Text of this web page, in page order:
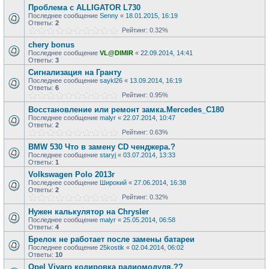
Проблема с ALLIGATOR L730
Последнее сообщение Senny « 18.01.2015, 16:19
Ответы: 2
Рейтинг: 0.32%
chery bonus
Последнее сообщение VL@DIMIR « 22.09.2014, 14:41
Ответы: 3
Сигнализация на Гранту
Последнее сообщение saykl26 « 13.09.2014, 16:19
Ответы: 6
Рейтинг: 0.95%
Восстановление или ремонт замка.Mercedes_С180
Последнее сообщение malyr « 22.07.2014, 10:47
Ответы: 2
Рейтинг: 0.63%
BMW 530 Что в замену CD ченджера.?
Последнее сообщение staryj « 03.07.2014, 13:33
Ответы: 1
Volkswagen Polo 2013г
Последнее сообщение Широкий « 27.06.2014, 16:38
Ответы: 2
Рейтинг: 0.32%
Нужен калькулятор на Сhrysler
Последнее сообщение malyr « 25.05.2014, 06:58
Ответы: 4
Брелок не работает после замены батареи
Последнее сообщение 25kostik « 02.04.2014, 06:02
Ответы: 10
Opel Vivaro кодировка радиомодуля.??